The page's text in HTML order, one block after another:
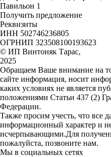
Павильон 1
Получить предложение
Реквизиты
ИНН 502746236805
ОГРНИП 323508100193623
© ИП Винтоняк Тарас,
2025
Обращаем Ваше внимание на
сайте информация, носит
каких условиях не является
положениями Статьи 437 (2)
Федерации.
Также просим учесть, что все
информационный характер и
исчерпывающими.Для
пожалуйста, позвоните нам.
Мы в социальных сетях